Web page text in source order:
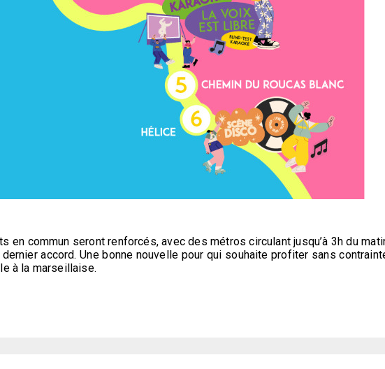
en commun seront renforcés, avec des métros circulant jusqu’à 3h du
accord. Une bonne nouvelle pour qui souhaite profiter sans
à la marseillaise.